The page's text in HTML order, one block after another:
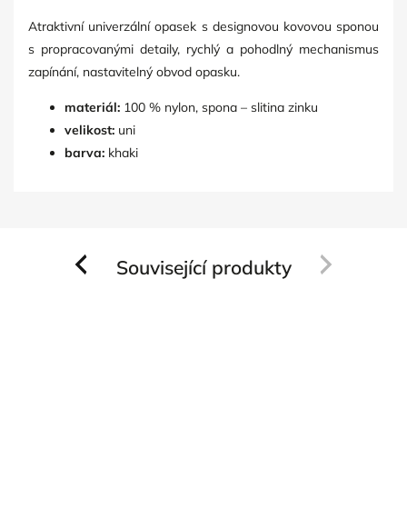
Atraktivní univerzální opasek s designovou kovovou sponou
s propracovanými detaily, rychlý a pohodlný mechanismus
zapínání, nastavitelný obvod opasku.
materiál: 100 % nylon, spona – slitina zinku
velikost: uni
barva: khaki
Související produkty
Previous Next